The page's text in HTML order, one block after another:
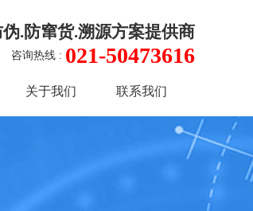
伪.防窜货.溯源方案提供商
咨询热线 : 021-50473616
关于我们 联系我们